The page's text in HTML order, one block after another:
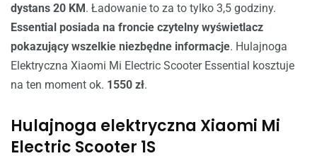
dystans 20 KM. Ładowanie to za to tylko 3,5 godziny.
Essential posiada na froncie czytelny wyświetlacz
pokazujący wszelkie niezbędne informacje. Hulajnoga
Elektryczna Xiaomi Mi Electric Scooter Essential kosztuje
na ten moment ok. 1550 zł.
Hulajnoga elektryczna Xiaomi Mi
Electric Scooter 1S